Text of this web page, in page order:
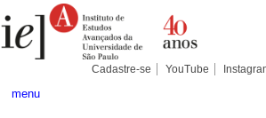
para
conteúdo.
Pessoais
Cadastre-se YouTube
menu